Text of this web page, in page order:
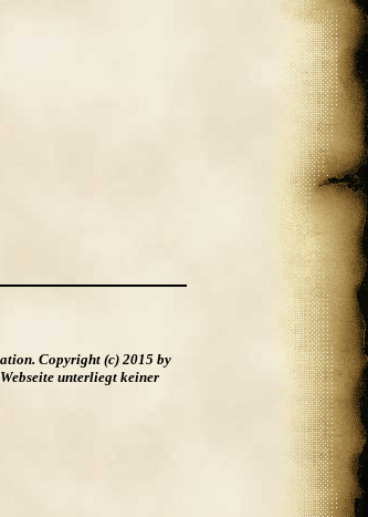
Copyright (c) 2015 by
unterliegt keiner